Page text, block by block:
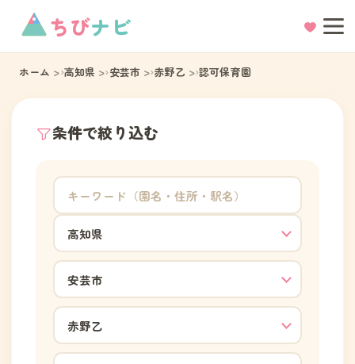
ちびナビ
ホーム 高知県 安芸市 赤野乙 認可保育園
条件で絞り込む